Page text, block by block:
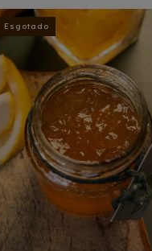
Esgotado